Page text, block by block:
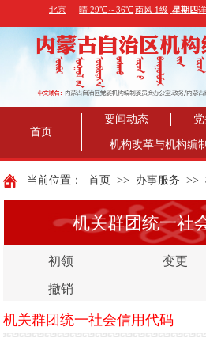
首页
要闻动态
机构改革与机构编
当前位置： 首页 >> 办事服务 >>
机关群团统一社
初领 变更
撤销
机关群团统一社会信用代码